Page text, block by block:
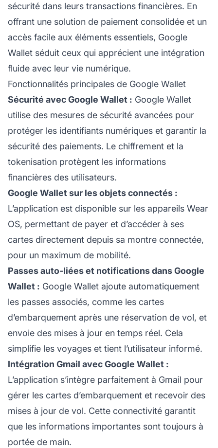
sécurité dans leurs transactions financières. En
offrant une solution de paiement consolidée et un
accès facile aux éléments essentiels, Google
Wallet séduit ceux qui apprécient une intégration
fluide avec leur vie numérique.
Fonctionnalités principales de Google Wallet
Sécurité avec Google Wallet : Google Wallet
utilise des mesures de sécurité avancées pour
protéger les identifiants numériques et garantir la
sécurité des paiements. Le chiffrement et la
tokenisation protègent les informations
financières des utilisateurs.
Google Wallet sur les objets connectés :
L’application est disponible sur les appareils Wear
OS, permettant de payer et d’accéder à ses
cartes directement depuis sa montre connectée,
pour un maximum de mobilité.
Passes auto-liées et notifications dans Google
Wallet : Google Wallet ajoute automatiquement
les passes associés, comme les cartes
d’embarquement après une réservation de vol, et
envoie des mises à jour en temps réel. Cela
simplifie les voyages et tient l’utilisateur informé.
Intégration Gmail avec Google Wallet :
L’application s’intègre parfaitement à Gmail pour
gérer les cartes d’embarquement et recevoir des
mises à jour de vol. Cette connectivité garantit
que les informations importantes sont toujours à
portée de main.